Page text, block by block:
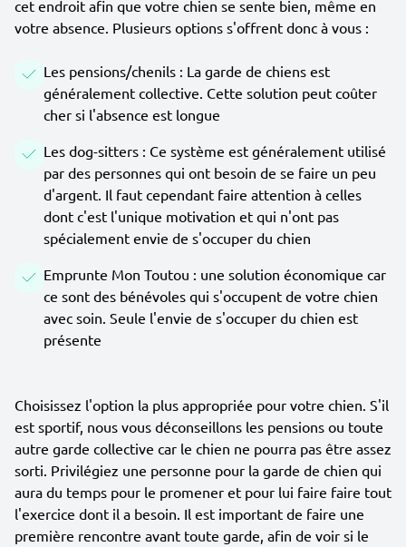
cet endroit afin que votre chien se sente bien, même en
votre absence. Plusieurs options s'offrent donc à vous :
Les pensions/chenils : La garde de chiens est
généralement collective. Cette solution peut coûter
cher si l'absence est longue
Les dog-sitters : Ce système est généralement utilisé
par des personnes qui ont besoin de se faire un peu
d'argent. Il faut cependant faire attention à celles
dont c'est l'unique motivation et qui n'ont pas
spécialement envie de s'occuper du chien
Emprunte Mon Toutou : une solution économique car
ce sont des bénévoles qui s'occupent de votre chien
avec soin. Seule l'envie de s'occuper du chien est
présente
Choisissez l'option la plus appropriée pour votre chien. S'il
est sportif, nous vous déconseillons les pensions ou toute
autre garde collective car le chien ne pourra pas être assez
sorti. Privilégiez une personne pour la garde de chien qui
aura du temps pour le promener et pour lui faire faire tout
l'exercice dont il a besoin. Il est important de faire une
première rencontre avant toute garde, afin de voir si le